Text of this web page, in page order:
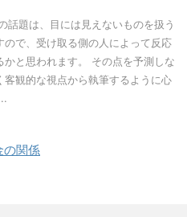
話題は、目には見えないものを扱う
ので、受け取る側の人によって反応
かと思われます。 その点を予測しな
客観的な視点から執筆するように心
の関係